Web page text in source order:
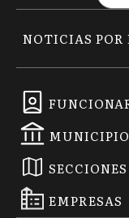
EMPRESAS
NOTICIAS POR